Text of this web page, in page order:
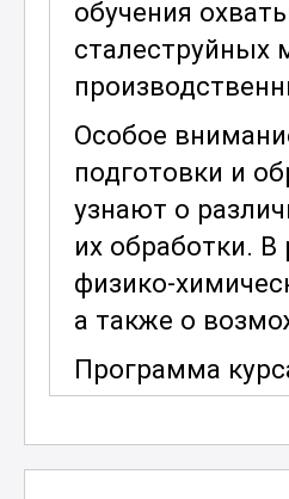
обучения
сталеструйных
Особое
подготовки и
узнают о
их обработки. В
физико-
а также о
Программа
труда при
производстве.